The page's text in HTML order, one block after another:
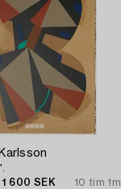
1 600 SEK
10 tim 1m